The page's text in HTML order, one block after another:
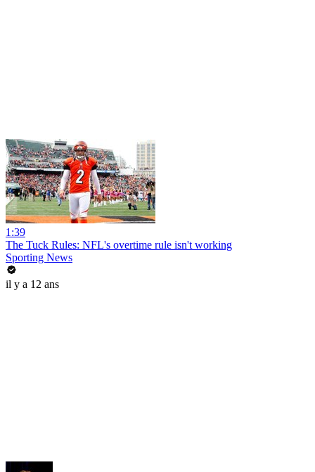
1:39
The Tuck Rules: NFL's overtime rule isn't working
Sporting News
il y a 12 ans